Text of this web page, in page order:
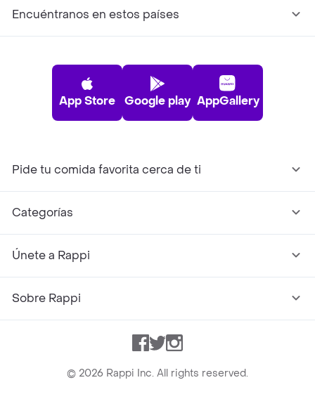
Encuéntranos en estos países
App Store Google play AppGallery
Pide tu comida favorita cerca de ti
Categorías
Únete a Rappi
Sobre Rappi
Facebook
TwitterInstagram
© 2026 Rappi Inc. All rights reserved.